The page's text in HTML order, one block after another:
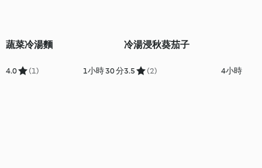
蔬菜冷湯麵
4.0 (1) 1小時 30 分
冷湯浸秋葵茄子
3.5 (2) 4小時